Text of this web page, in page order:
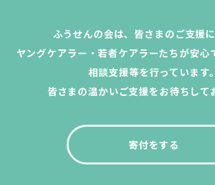
ふうせんの会は、皆さまのご支援に
ヤングケアラー・若者ケアラーたちが安心
相談支援等を行っています。
皆さまの温かいご支援をお待ちして
寄付をする